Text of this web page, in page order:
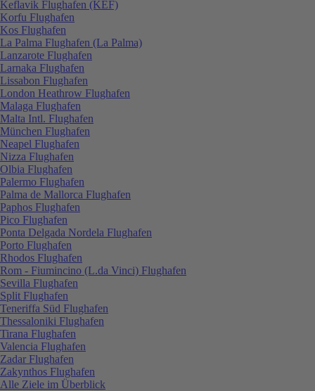
Keflavik Flughafen (KEF)
Korfu Flughafen
Kos Flughafen
La Palma Flughafen (La Palma)
Lanzarote Flughafen
Larnaka Flughafen
Lissabon Flughafen
London Heathrow Flughafen
Malaga Flughafen
Malta Intl. Flughafen
München Flughafen
Neapel Flughafen
Nizza Flughafen
Olbia Flughafen
Palermo Flughafen
Palma de Mallorca Flughafen
Paphos Flughafen
Pico Flughafen
Ponta Delgada Nordela Flughafen
Porto Flughafen
Rhodos Flughafen
Rom - Fiumincino (L.da Vinci) Flughafen
Sevilla Flughafen
Split Flughafen
Teneriffa Süd Flughafen
Thessaloniki Flughafen
Tirana Flughafen
Valencia Flughafen
Zadar Flughafen
Zakynthos Flughafen
Alle Ziele im Überblick